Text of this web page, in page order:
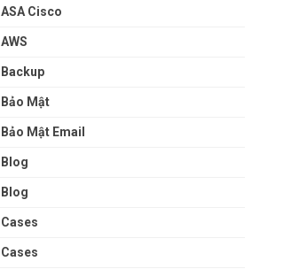
ASA Cisco
AWS
Backup
Bảo Mật
Bảo Mật Email
Blog
Blog
Cases
Cases